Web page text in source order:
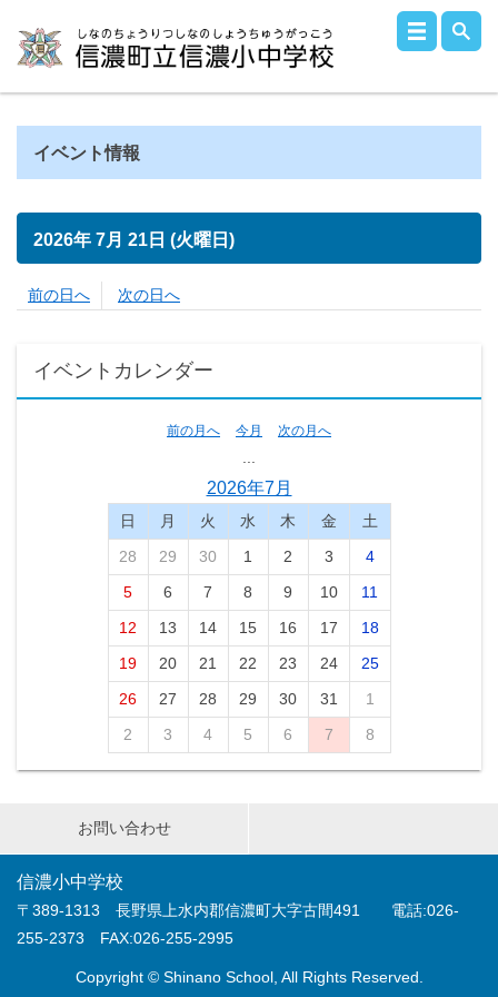
イベント情報
2026年 7月 21日 (火曜日)
前の日へ 次の日へ
イベントカレンダー
前の月へ 今月 次の月へ
2026年7月
日 月 火 水 木 金
土
28
29 30 1 2 3
4
5
6 7 8 9 10
11
12
13 14 15 16 17
18
19
20 21 22 23 24
25
26
27 28 29 30 31
1
2
3 4 5 6 7 8
お問い合わせ
信濃小中学校
〒389-1313 長野県上水内郡信濃町大字古間491 電話:026-
255-2373 FAX:026-255-2995
Copyright © Shinano School, All Rights Reserved.